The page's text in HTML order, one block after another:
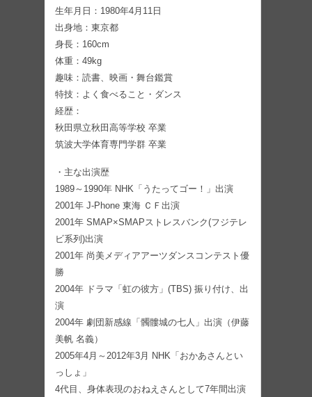
生年月日：1980年4月11日
出身地：東京都
身長：160cm
体重：49kg
趣味：読書、映画・舞台鑑賞
特技：よく食べること・ダンス
経歴：
秋田県立秋田高等学校 卒業
筑波大学体育専門学群 卒業
・主な出演歴
1989～1990年 NHK「うたってゴー！」出演
2001年 J-Phone 東海 ＣＦ出演
2001年 SMAP×SMAPストレスバンク(フジテレ
ビ系列)出演
2001年 尚美メディアアーツダンスコンテスト優
勝
2004年 ドラマ「虹の彼方」(TBS) 振り付け、出
演
2004年 劇団新感線「髑髏城の七人」出演（伊藤
美帆 名義）
2005年4月～2012年3月 NHK「おかあさんとい
っしょ」
4代目、身体表現のおねえさんとして7年間出演